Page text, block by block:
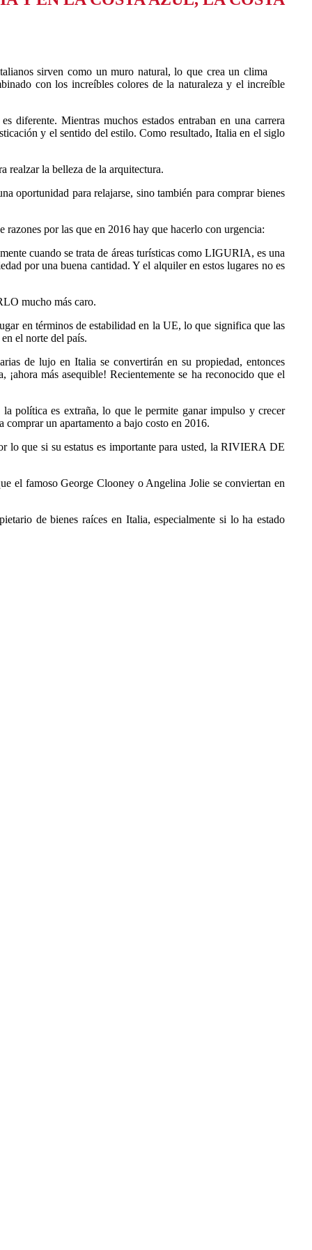
sirven como un muro natural, lo que crea un clima
con los increíbles colores de la naturaleza y el increíble
diferente. Mientras muchos estados entraban en una carrera
y el sentido del estilo. Como resultado, Italia en el siglo
realzar la belleza de la arquitectura.
oportunidad para relajarse, sino también para comprar bienes
razones por las que en 2016 hay que hacerlo con urgencia:
cuando se trata de áreas turísticas como LIGURIA, es una
por una buena cantidad. Y el alquiler en estos lugares no es
mucho más caro.
en términos de estabilidad en la UE, lo que significa que las
el norte del país.
de lujo en Italia se convertirán en su propiedad, entonces
más asequible! Recientemente se ha reconocido que el
política es extraña, lo que le permite ganar impulso y crecer
comprar un apartamento a bajo costo en 2016.
lo que si su estatus es importante para usted, la RIVIERA DE
el famoso George Clooney o Angelina Jolie se conviertan en
de bienes raíces en Italia, especialmente si lo ha estado